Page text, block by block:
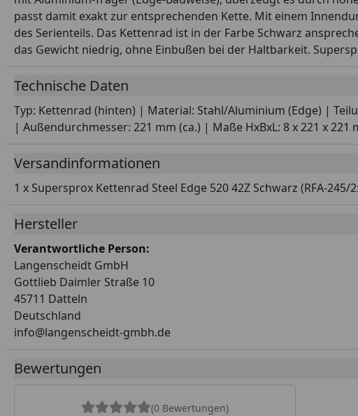
passt damit exakt zur entsprechenden Kette. Mit einem
des Serienteils. Das Kettenrad ist in der Farbe Schwarz
das Gewicht niedrig, ohne Einbußen bei der Haltbarkeit.
Technische Daten
Typ: Kettenrad (hinten) | Material: Stahl/Aluminium (Edge) |
| Außendurchmesser: 221 mm (ca.) | Maße HxBxL: 8 x 221 x 221
Versandinformationen
1 x Supersprox Kettenrad Steel Edge 520 42Z Schwarz (RFA-245/
Hersteller
Verantwortliche Person:
Langenscheidt GmbH
Gottlieb Daimler Straße 10
45711 Datteln
Deutschland
info@langenscheidt-gmbh.de
Bewertungen
(0 Bewertungen)